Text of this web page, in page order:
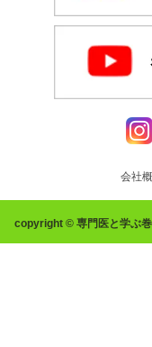
会社
copyright © 専門医と学ぶ